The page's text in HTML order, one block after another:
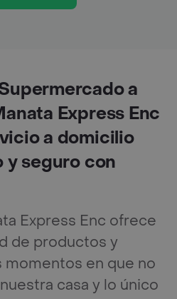
a
Express Enc
a domicilio
seguro con
Express Enc ofrece
de productos y
momentos en que no
casa y lo único